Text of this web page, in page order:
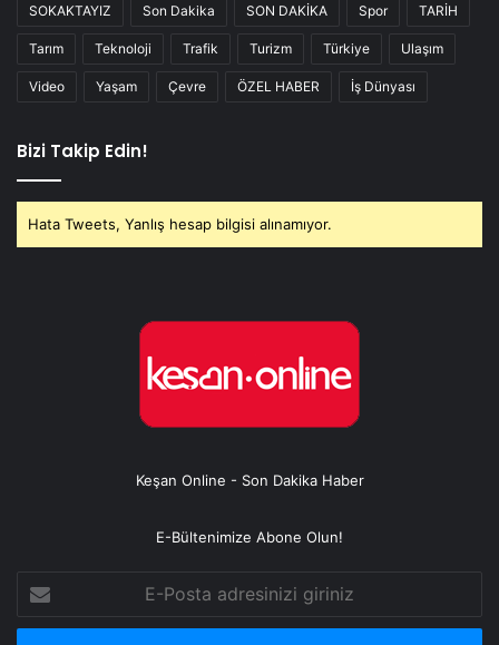
SOKAKTAYIZ Son Dakika SON DAKİKA Spor TARİH
Tarım Teknoloji Trafik Turizm Türkiye Ulaşım
Video Yaşam Çevre ÖZEL HABER İş Dünyası
Bizi Takip Edin!
Hata Tweets, Yanlış hesap bilgisi alınamıyor.
Keşan Online - Son Dakika Haber
E-Bültenimize Abone Olun!
Posta
adresinizi